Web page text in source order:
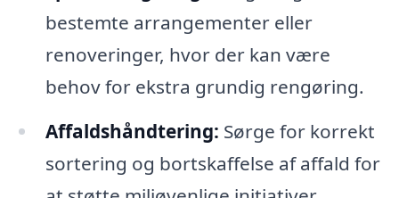
bestemte arrangementer eller
renoveringer, hvor der kan være
behov for ekstra grundig rengøring.
Affaldshåndtering: Sørge for korrekt
sortering og bortskaffelse af affald for